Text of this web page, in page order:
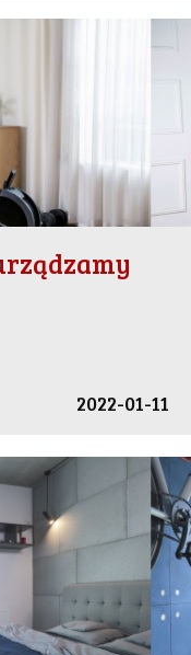
2022-01-11